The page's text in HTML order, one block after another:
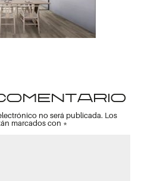
no será publicada. Los
marcados con *